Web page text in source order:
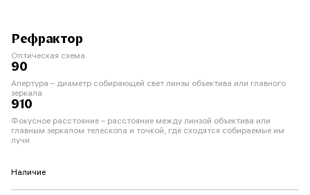
Рефрактор
Оптическая схема
90
Апертура – диаметр собирающей свет линзы объектива или главного
зеркала
910
Фокусное расстояние – расстояние между линзой объектива или
главным зеркалом телескопа и точкой, где сходятся собираемые им
лучи
Наличие